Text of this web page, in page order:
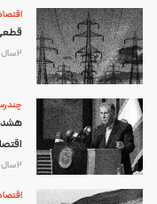
2 سال پیش
چند
2 سال پیش